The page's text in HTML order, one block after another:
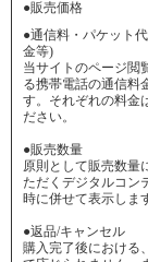
●販売価格
●通信料・パケット
金等)
当サイトのページ閲
る携帯電話の通信料
す。それぞれの料金
ださい。
●販売数量
原則として販売数量
ただくデジタルコン
時に併せて表示しま
●返品/キャンセル
購入完了後における